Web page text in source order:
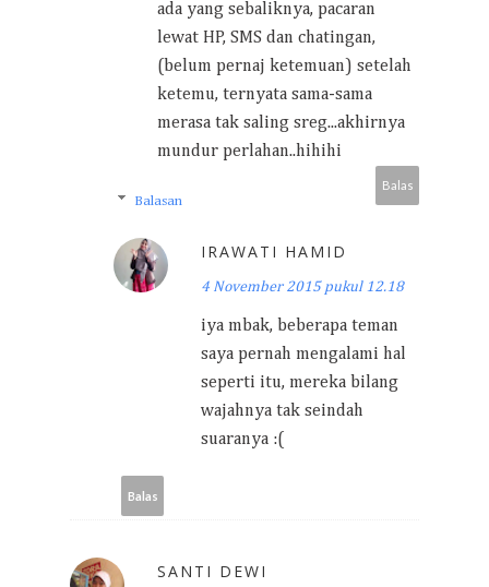
ada yang sebaliknya, pacaran
lewat HP, SMS dan chatingan,
(belum pernaj ketemuan) setelah
ketemu, ternyata sama-sama
merasa tak saling sreg...akhirnya
mundur perlahan..hihihi
Balas
Balasan
IRAWATI HAMID
4 November 2015 pukul 12.18
iya mbak, beberapa teman
saya pernah mengalami hal
seperti itu, mereka bilang
wajahnya tak seindah
suaranya :(
Balas
SANTI DEWI